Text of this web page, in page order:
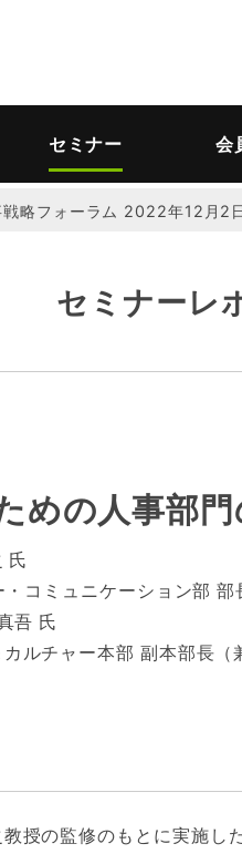
セミナー 会
戦略フォーラム 2022年12月2
セミナーレ
めの人事部
氏
コミュニケーション部
吾 氏
ルチャー本部 副本部長
授の監修のもとに実施